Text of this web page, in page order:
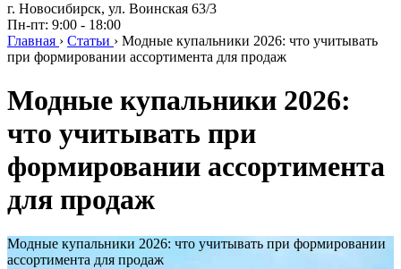
г. Новосибирск, ул. Воинская 63/3
Пн-пт: 9:00 - 18:00
Главная › Статьи › Модные купальники 2026: что учитывать
при формировании ассортимента для продаж
Модные купальники 2026:
что учитывать при
формировании ассортимента
для продаж
Модные купальники 2026: что учитывать при формировании
ассортимента для продаж